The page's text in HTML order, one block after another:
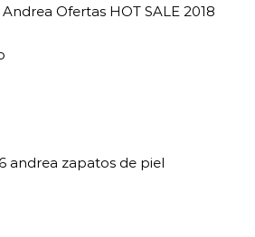
Ofertas HOT SALE 2018
andrea zapatos de piel